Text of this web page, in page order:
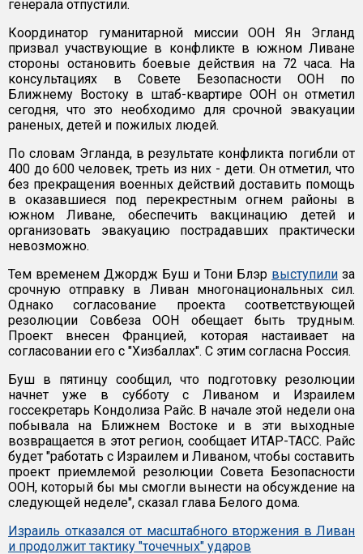
генерала отпустили.
Координатор гуманитарной миссии ООН Ян Эгланд
призвал участвующие в конфликте в южном Ливане
стороны остановить боевые действия на 72 часа. На
консультациях в Совете Безопасности ООН по
Ближнему Востоку в штаб-квартире ООН он отметил
сегодня, что это необходимо для срочной эвакуации
раненых, детей и пожилых людей.
По словам Эгланда, в результате конфликта погибли от
400 до 600 человек, треть из них - дети. Он отметил, что
без прекращения военных действий доставить помощь
в оказавшиеся под перекрестным огнем районы в
южном Ливане, обеспечить вакцинацию детей и
организовать эвакуацию пострадавших практически
невозможно.
Тем временем Джордж Буш и Тони Блэр выступили за
срочную отправку в Ливан многонациональных сил.
Однако согласование проекта соответствующей
резолюции Совбеза ООН обещает быть трудным.
Проект внесен Францией, которая настаивает на
согласовании его с "Хизбаллах". С этим согласна Россия.
Буш в пятинцу сообщил, что подготовку резолюции
начнет уже в субботу с Ливаном и Израилем
госсекретарь Кондолиза Райс. В начале этой недели она
побывала на Ближнем Востоке и в эти выходные
возвращается в этот регион, сообщает ИТАР-ТАСС. Райс
будет "работать с Израилем и Ливаном, чтобы составить
проект приемлемой резолюции Совета Безопасности
ООН, который бы мы смогли вынести на обсуждение на
следующей неделе", сказал глава Белого дома.
Израиль отказался от масштабного вторжения в Ливан
и продолжит тактику "точечных" ударов